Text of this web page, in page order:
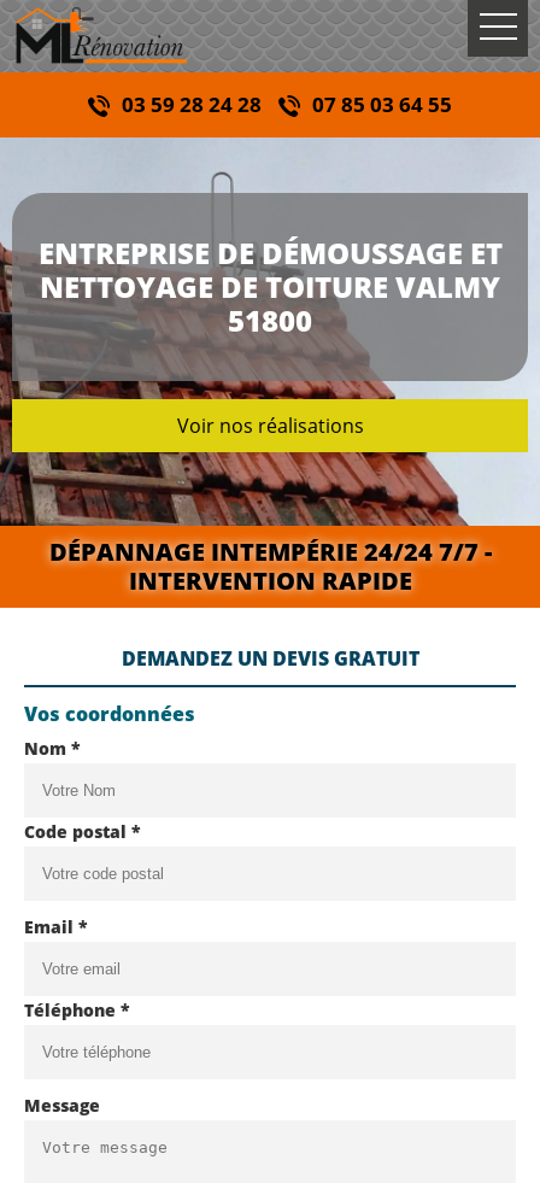
03 59 28 24 28 07 85 03 64 55
ENTREPRISE DE DÉMOUSSAGE ET
NETTOYAGE DE TOITURE VALMY
51800
Voir nos réalisations
DÉPANNAGE INTEMPÉRIE 24/24 7/7 -
INTERVENTION RAPIDE
DEMANDEZ UN DEVIS GRATUIT
Vos coordonnées
Nom *
Code postal *
Email *
Téléphone *
Message